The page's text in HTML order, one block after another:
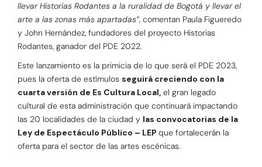
llevar Historias Rodantes a la ruralidad de Bogotá y llevar el
arte a las zonas más apartadas”, comentan Paula Figueredo
y John Hernández, fundadores del proyecto Historias
Rodantes, ganador del PDE 2022.
Este lanzamiento es la primicia de lo que será el PDE 2023,
pues la oferta de estímulos seguirá creciendo con la
cuarta versión de Es Cultura Local, el gran legado
cultural de esta administración que continuará impactando
las 20 localidades de la ciudad y las convocatorias de la
Ley de Espectáculo Público – LEP que fortalecerán la
oferta para el sector de las artes escénicas.